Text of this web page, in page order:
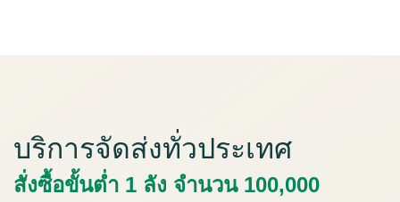
บริการจัดส่งทั่วประเทศ
สั่งซื้อขั้นต่ำ 1 ลัง จำนวน 100,000